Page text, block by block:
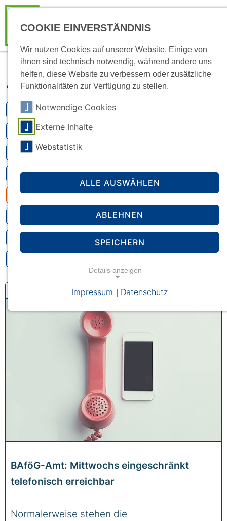
Aktuell
Kitas (2)
Studierendenwerk
Kultur
Beratung (1)
Geld (4)
Essen (3)
BAföG-Amt: Mittwochs eingeschränkt
telefonisch erreichbar
Normalerweise stehen die
COOKIE EINVERSTÄNDNIS
Wir nutzen Cookies auf unserer Website. Einige von
ihnen sind technisch notwendig, während andere uns
helfen, diese Website zu verbessern oder zusätzliche
Funktionalitäten zur Verfügung zu stellen.
Notwendige Cookies
Externe Inhalte
Webstatistik
ALLE AUSWÄHLEN
ABLEHNEN
SPEICHERN
Details anzeigen
Impressum Datenschutz